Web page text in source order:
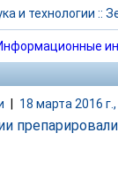
и технологии ::
18 марта 2016 г.,